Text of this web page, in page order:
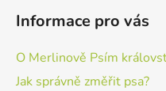
Informace pro vás
O Merlinově Psím
Jak správně změřit psa?